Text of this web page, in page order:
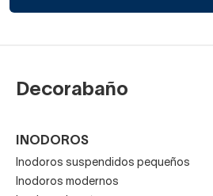
Decorabaño
INODOROS
Inodoros suspendidos pequeños
Inodoros modernos